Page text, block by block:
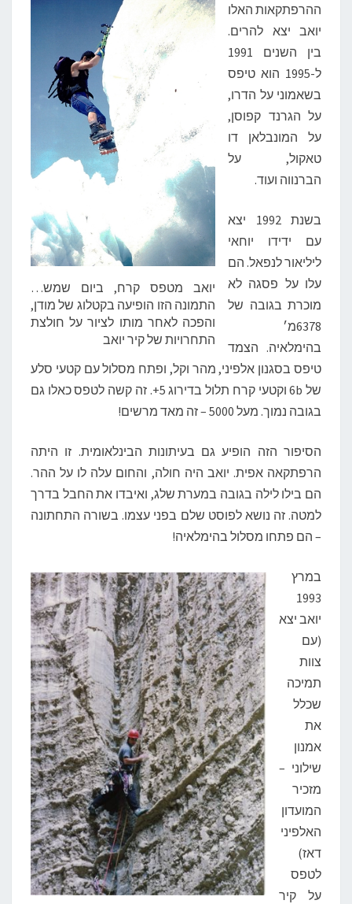
יואב מטפס קרח, ביום שמש…
התמונה הזו הופיעה בקטלוג של מודן,
והפכה לאחר מותו לציור על חולצת
התחרויות של קיר יואב
ההרפתקאות האלו
יואב יצא להרים.
בין השנים 1991
ל-1995 הוא טיפס
בשאמוני על הדרו,
על הגרנד קפוסן,
על המונבלאן דו
טאקול, על
הברנווה ועוד.
בשנת 1992 יצא
עם ידידו יוחאי
ליליאור לנפאל. הם
עלו על פסגה לא
מוכרת בגובה של
6378מ׳
בהימלאיה. הצמד
טיפס בסגנון אלפיני, מהר וקל, ופתח מסלול עם קטעי סלע
של 6b וקטעי קרח תלול בדירוג 5+. זה קשה לטפס כאלו גם
בגובה נמוך. מעל 5000 – זה מאד מרשים!
הסיפור הזה הופיע גם בעיתונות הבינלאומית. זו היתה
הרפתקאה אפית. יואב היה חולה, והחום עלה לו על ההר.
הם בילו לילה בגובה במערת שלג, ואיבדו את החבל בדרך
למטה. זה נושא לפוסט שלם בפני עצמו. בשורה התחתונה
– הם פתחו מסלול בהימלאיה!
במרץ
1993
יואב יצא
(עם
צוות
תמיכה
שכלל
את
אמנון
שילוני –
מזכיר
המועדון
האלפיני
דאז)
לטפס
על קיר